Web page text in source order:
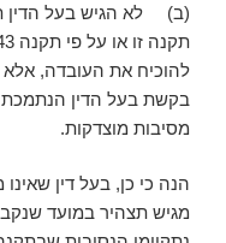
(ב) לא הגיש בעל הדין
להוכיח את העובדה,
בקשת בעל הדין הנתמכת
מסיבות מוצדקות.
הנה כי כן, בעל דין
מגיש תצהיר במועד